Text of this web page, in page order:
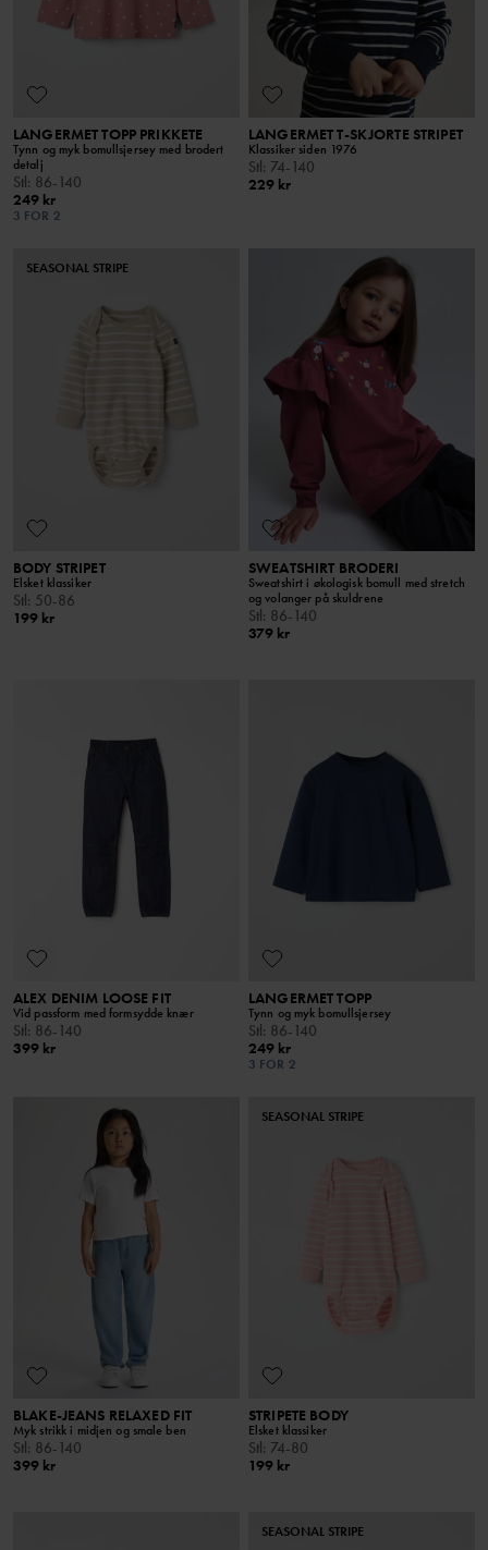
LANGERMET TOPP PRIKKETE
Tynn og myk bomullsjersey med brodert
detalj
Stl: 86-140
249 kr
3 FOR 2
LANGERMET T-SKJORTE STRIPET
Klassiker siden 1976
Stl: 74-140
229 kr
SEASONAL STRIPE
BODY STRIPET
Elsket klassiker
Stl: 50-86
199 kr
SWEATSHIRT BRODERI
Sweatshirt i økologisk bomull med stretch
og volanger på skuldrene
Stl: 86-140
379 kr
ALEX DENIM LOOSE FIT
Vid passform med formsydde knær
Stl: 86-140
399 kr
LANGERMET TOPP
Tynn og myk bomullsjersey
Stl: 86-140
249 kr
3 FOR 2
BLAKE-JEANS RELAXED FIT
Myk strikk i midjen og smale ben
Stl: 86-140
399 kr
SEASONAL STRIPE
STRIPETE BODY
Elsket klassiker
Stl: 74-80
199 kr
SEASONAL STRIPE